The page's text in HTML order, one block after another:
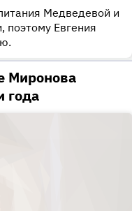
Медведевой и
поэтому Евгения
Миронова
года